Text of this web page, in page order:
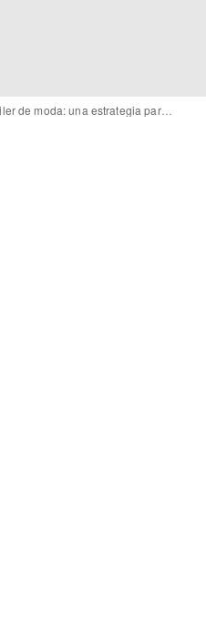
El alquiler de moda: una estrategia para impulsar nuevos comportamientos de compra